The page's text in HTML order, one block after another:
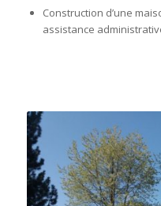
Construction d’une
assistance